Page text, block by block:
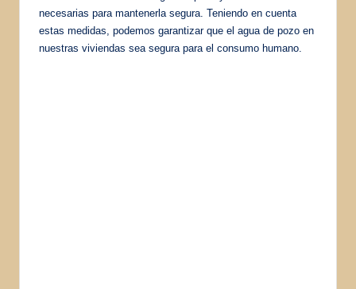
necesarias para mantenerla segura. Teniendo en cuenta
estas medidas, podemos garantizar que el agua de pozo en
nuestras viviendas sea segura para el consumo humano.